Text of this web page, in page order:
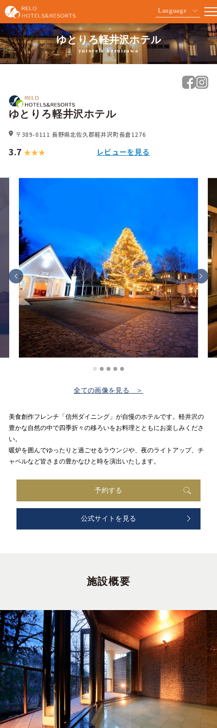
Language
ゆとりろ軽井沢ホテル
yutorelo karuizawa
ゆとりろ軽井沢ホテル
〒389-0111 長野県北佐久郡軽井沢町長倉1276
3.7 レビューを見る
全ての画像を見る ＞
美食創作フレンチ「信州ダイニング」が自慢のホテルです。軽井沢の
豊かな自然の中で四季折々の移ろいをお料理とともにお楽しみくださ
い。
暖炉を囲んでゆったりと過ごせるラウンジや、夜のライトアップ、チ
ャペルなど皆さまの豊かなひと時を演出いたします。
予約する
公式サイトを見る
施設概要